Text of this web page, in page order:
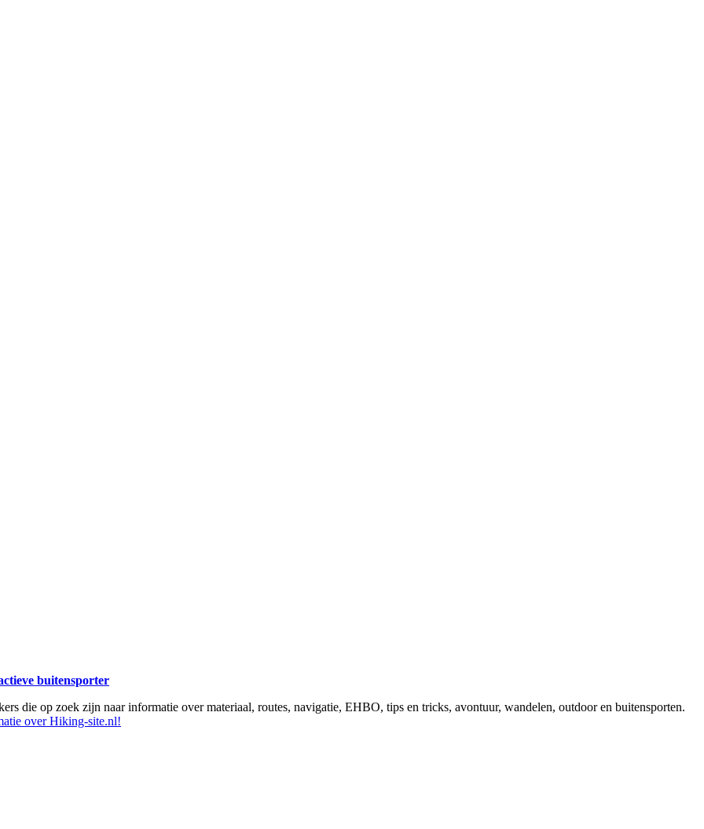
buitensporter
die op zoek zijn naar informatie over materiaal, routes, navigatie, EHBO, tips en tricks, avontuur, wandelen, outdoor en buitensporten.
over Hiking-site.nl!